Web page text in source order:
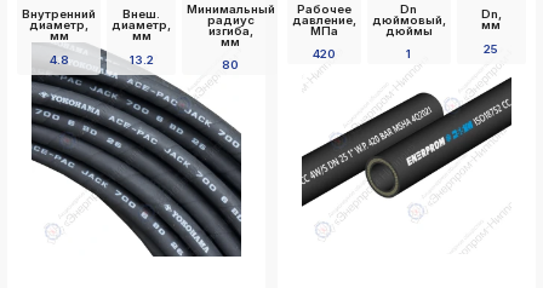
Внутренний
диаметр,
мм
4.8
Внеш.
диаметр,
мм
13.2
Минимальный
радиус
изгиба,
мм
80
Рабочее
давление,
МПа
420
Dn
дюймовый,
дюймы
1
Dn,
мм
25